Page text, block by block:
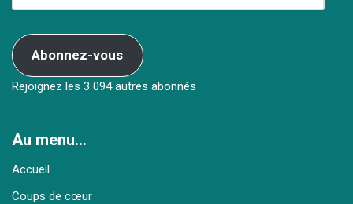
Abonnez-vous
Rejoignez les 3 094 autres abonnés
Au menu…
Accueil
Coups de cœur